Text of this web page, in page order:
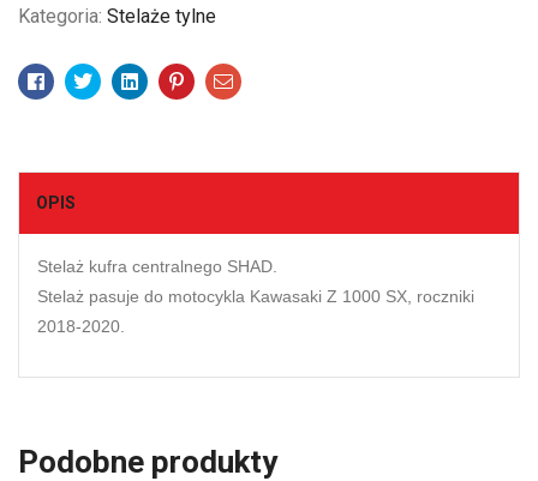
Kategoria: Stelaże tylne
Facebook
TwitterLinkedinPinterestEmail
OPIS
Stelaż kufra centralnego SHAD.
Stelaż pasuje do motocykla Kawasaki Z 1000 SX, roczniki
2018-2020.
Podobne produkty